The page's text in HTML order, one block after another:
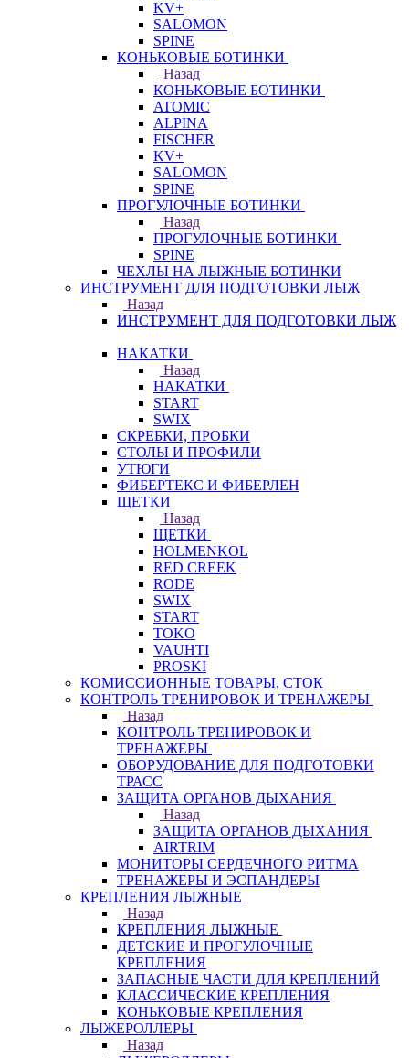
KV+
SALOMON
SPINE
КОНЬКОВЫЕ БОТИНКИ
Назад
КОНЬКОВЫЕ БОТИНКИ
ATOMIC
ALPINA
FISCHER
KV+
SALOMON
SPINE
ПРОГУЛОЧНЫЕ БОТИНКИ
Назад
ПРОГУЛОЧНЫЕ БОТИНКИ
SPINE
ЧЕХЛЫ НА ЛЫЖНЫЕ БОТИНКИ
ИНСТРУМЕНТ ДЛЯ ПОДГОТОВКИ ЛЫЖ
Назад
ИНСТРУМЕНТ ДЛЯ ПОДГОТОВКИ ЛЫЖ
НАКАТКИ
Назад
НАКАТКИ
START
SWIX
СКРЕБКИ, ПРОБКИ
СТОЛЫ И ПРОФИЛИ
УТЮГИ
ФИБЕРТЕКС И ФИБЕРЛЕН
ЩЕТКИ
Назад
ЩЕТКИ
HOLMENKOL
RED CREEK
RODE
SWIX
START
TOKO
VAUHTI
PROSKI
КОМИССИОННЫЕ ТОВАРЫ, СТОК
КОНТРОЛЬ ТРЕНИРОВОК И ТРЕНАЖЕРЫ
Назад
КОНТРОЛЬ ТРЕНИРОВОК И
ТРЕНАЖЕРЫ
ОБОРУДОВАНИЕ ДЛЯ ПОДГОТОВКИ
ТРАСС
ЗАЩИТА ОРГАНОВ ДЫХАНИЯ
Назад
ЗАЩИТА ОРГАНОВ ДЫХАНИЯ
AIRTRIM
МОНИТОРЫ СЕРДЕЧНОГО РИТМА
ТРЕНАЖЕРЫ И ЭСПАНДЕРЫ
КРЕПЛЕНИЯ ЛЫЖНЫЕ
Назад
КРЕПЛЕНИЯ ЛЫЖНЫЕ
ДЕТСКИЕ И ПРОГУЛОЧНЫЕ
КРЕПЛЕНИЯ
ЗАПАСНЫЕ ЧАСТИ ДЛЯ КРЕПЛЕНИЙ
КЛАССИЧЕСКИЕ КРЕПЛЕНИЯ
КОНЬКОВЫЕ КРЕПЛЕНИЯ
ЛЫЖЕРОЛЛЕРЫ
Назад